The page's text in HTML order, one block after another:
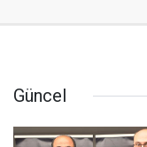
Güncel